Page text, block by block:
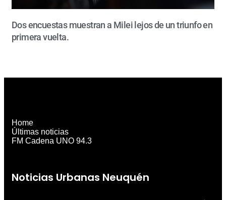
Dos encuestas muestran a Milei lejos de un triunfo en
primera vuelta.
Noticias Urbanas Neuquén
Home
Últimas noticias
FM Cadena UNO 94.3